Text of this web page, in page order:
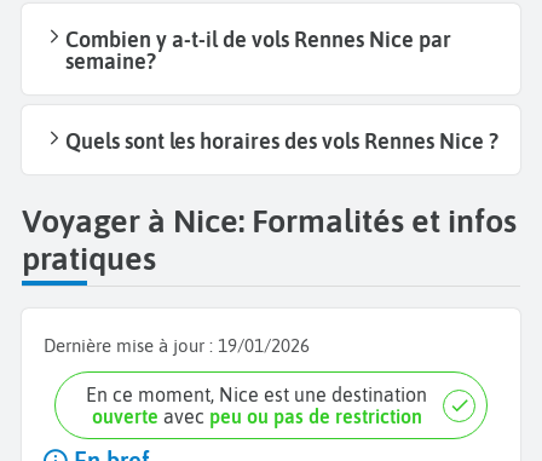
Combien y a-t-il de vols Rennes Nice par
semaine?
Quels sont les horaires des vols Rennes Nice ?
Voyager à Nice: Formalités et infos
pratiques
Dernière mise à jour : 19/01/2026
En ce moment, Nice est une destination
ouverte avec peu ou pas de restriction